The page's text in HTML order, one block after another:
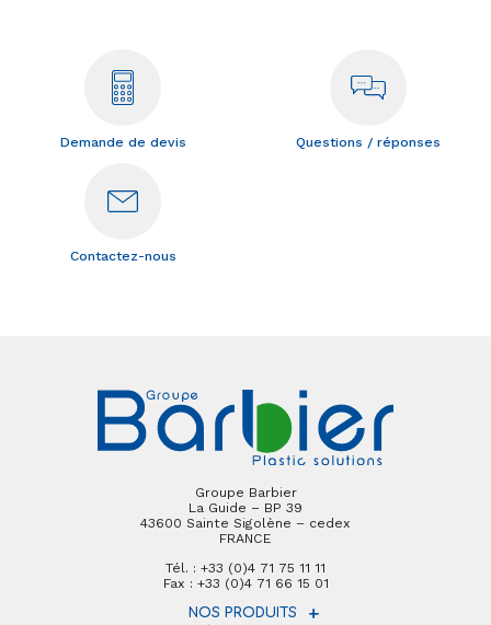
Demande de devis Questions / réponses
Contactez-nous
Groupe Barbier
La Guide – BP 39
43600 Sainte Sigolène – cedex
FRANCE
Tél. : +33 (0)4 71 75 11 11
Fax : +33 (0)4 71 66 15 01
NOS PRODUITS